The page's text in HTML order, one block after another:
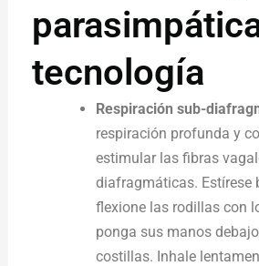
tecnología
Respiración sub-
respiración profunda y
estimular las fibras
diafragmáticas. Estírese
flexione las rodillas con
ponga sus manos
costillas. Inhale